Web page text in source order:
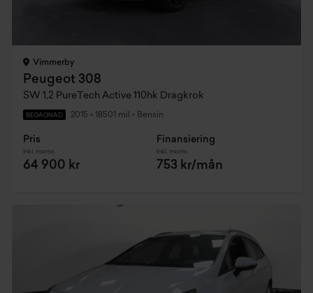
Vimmerby
Peugeot 308
SW 1,2 PureTech Active 110hk Dragkrok
BEGAGNAD 2015 • 18501 mil • Bensin
Pris
Inkl. moms
64 900 kr
Finansiering
Inkl. moms
753 kr/mån